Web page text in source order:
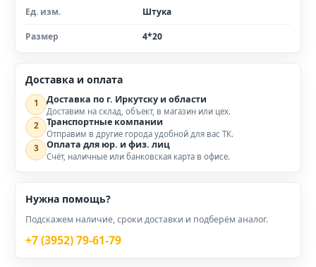
Ед. изм. Штука
Размер 4*20
Доставка и оплата
1 Доставка по г. Иркутску и области
Доставим на склад, объект, в магазин или цех.
2 Транспортные компании
Отправим в другие города удобной для вас ТК.
3 Оплата для юр. и физ. лиц
Счёт, наличные или банковская карта в офисе.
Нужна помощь?
Подскажем наличие, сроки доставки и подберём аналог.
+7 (3952) 79-61-79